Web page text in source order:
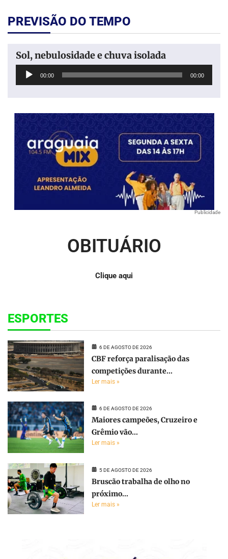
PREVISÃO DO TEMPO
Sol, nebulosidade e chuva isolada
Tocador
00:00 00:00
Publicidade
OBITUÁRIO
Clique aqui
ESPORTES
6 DE AGOSTO DE 2026
CBF reforça paralisação das
competições durante...
Ler mais »
6 DE AGOSTO DE 2026
Maiores campeões, Cruzeiro e
Grêmio vão...
Ler mais »
5 DE AGOSTO DE 2026
Bruscão trabalha de olho no
próximo...
Ler mais »